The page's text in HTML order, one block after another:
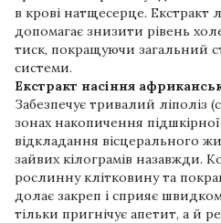
в крові натщесерце. Екстракт
допомагає знизити рівень
тиск, покращуючи загальний
системи.
Екстракт насіння
Забезпечує тривалий ліполіз
зонах накопичення
відкладання вісцерального
зайвих кілограмів назавжди.
рослинну клітковину та
долає закреп і сприяє
тільки пригнічує апетит, а й